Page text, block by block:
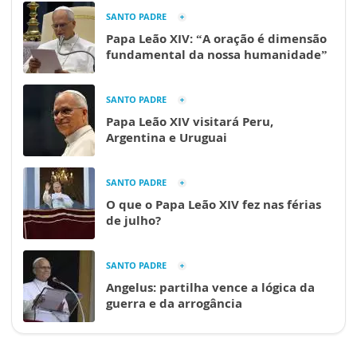
SANTO PADRE
Papa Leão XIV: “A oração é dimensão
fundamental da nossa humanidade”
SANTO PADRE
Papa Leão XIV visitará Peru,
Argentina e Uruguai
SANTO PADRE
O que o Papa Leão XIV fez nas férias
de julho?
SANTO PADRE
Angelus: partilha vence a lógica da
guerra e da arrogância